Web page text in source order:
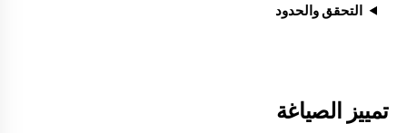
التحقق والحدود
تمييز الصياغة